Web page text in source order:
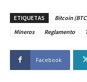
ETIQUETAS Bitcoin
Mineros
Reglamento
Facebook